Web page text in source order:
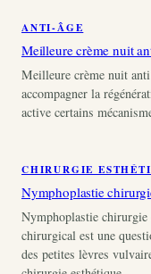
ANTI-ÂGE
Meilleure crème nuit
Meilleure crème nuit
accompagner la
active certains
CHIRURGIE
Nymphoplastie
Nymphoplastie chirurgie
chirurgical est une
des petites lèvres